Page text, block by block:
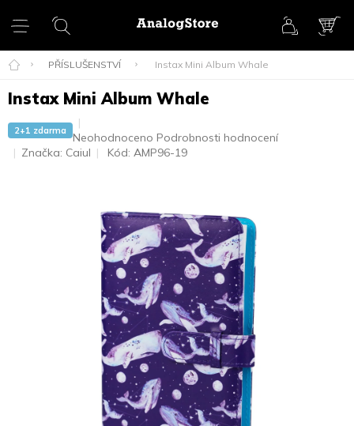
obsah
PŘÍSLUŠENSTVÍ Instax Mini Album Whale
Instax Mini Album Whale
2+1 zdarma
Průměrné
hodnocení
hvězdiček.
Neohodnoceno Podrobnosti hodnocení
Značka: Caiul Kód: AMP96-19